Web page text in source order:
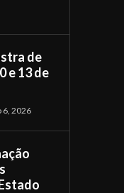
de
e 13 de
6, 2026